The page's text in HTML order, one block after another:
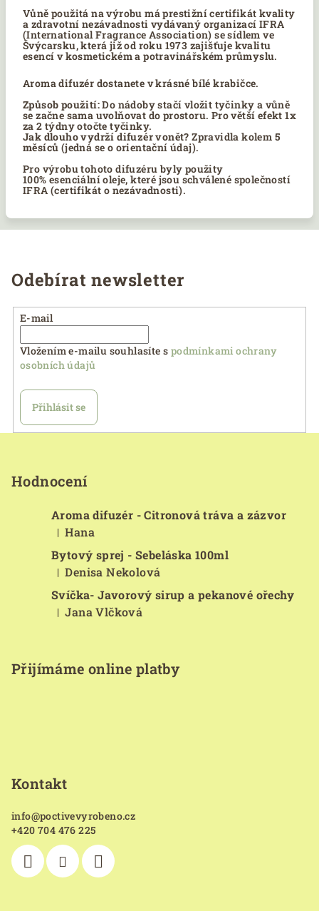
Vůně použitá na výrobu má prestižní certifikát kvality
a zdravotní nezávadnosti vydávaný organizací IFRA
(International Fragrance Association) se sídlem ve
Švýcarsku, která již od roku 1973 zajišťuje kvalitu
esencí v kosmetickém a potravinářském průmyslu.
Aroma difuzér dostanete v krásné bílé krabičce.
Způsob použití:Do nádoby stačí vložit tyčinky a vůně
se začne sama uvolňovat do prostoru. Pro větší efekt 1x
za 2 týdny otočte tyčinky.
Jak dlouho vydrží difuzér vonět? Zpravidla kolem 5
měsíců (jedná se o orientační údaj).
Pro výrobu tohoto difuzéru byly použity
100%esenciální oleje, které jsou schválené společností
IFRA (certifikát o nezávadnosti).
Odebírat newsletter
E-mail
Vložením e-mailu souhlasíte s podmínkami ochrany
osobních údajů
Přihlásit se
Hodnocení
Aroma difuzér - Citronová tráva a zázvor
Hodnocení produktu je 5 z 5 hvězdiček.
| Hana
Bytový sprej - Sebeláska 100ml
Hodnocení produktu je 5 z 5 hvězdiček.
| Denisa Nekolová
Svíčka- Javorový sirup a pekanové ořechy
Hodnocení produktu je 5 z 5 hvězdiček.
| Jana Vlčková
Přijímáme online platby
Kontakt
info@poctivevyrobeno.cz
+420 704 476 225